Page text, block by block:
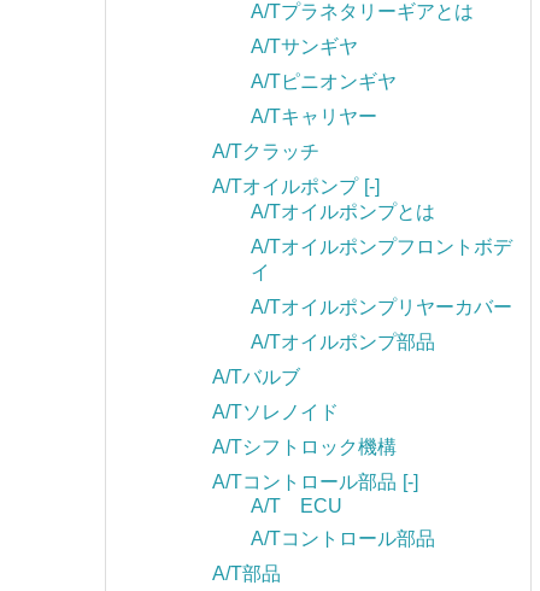
A/Tプラネタリーギアとは
A/Tサンギヤ
A/Tピニオンギヤ
A/Tキャリヤー
A/Tクラッチ
A/Tオイルポンプ [-]
A/Tオイルポンプとは
A/Tオイルポンプフロントボデ
イ
A/Tオイルポンプリヤーカバー
A/Tオイルポンプ部品
A/Tバルブ
A/Tソレノイド
A/Tシフトロック機構
A/Tコントロール部品 [-]
A/T ECU
A/Tコントロール部品
A/T部品